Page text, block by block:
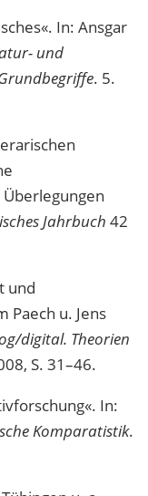
In: Ansgar
und
. 5.
Überlegungen
Jahrbuch 42
und
Paech u. Jens
digital. Theorien
S. 31–46.
In:
Komparatistik.